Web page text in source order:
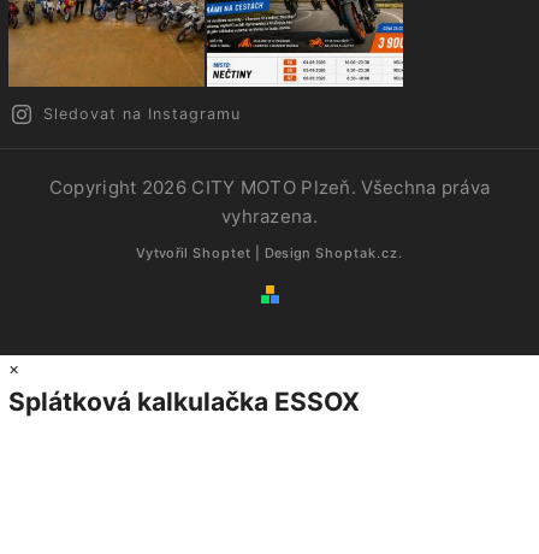
Sledovat na Instagramu
Copyright 2026 CITY MOTO Plzeň. Všechna práva
vyhrazena.
Vytvořil Shoptet | Design Shoptak.cz.
×
Splátková kalkulačka ESSOX